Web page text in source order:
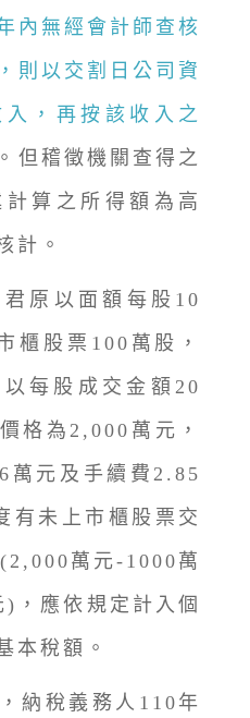
內無經會計師查核
則以交割日公司資
，再按該收入之
。但稽徵機關查得之
算之所得額為高
計。
原以面額每股10
櫃股票100萬股，
每股成交金額20
格為2,000萬元，
萬元及手續費2.85
有未上市櫃股票交
萬元-1000萬
，應依規定計入個
本稅額。
稅義務人110年